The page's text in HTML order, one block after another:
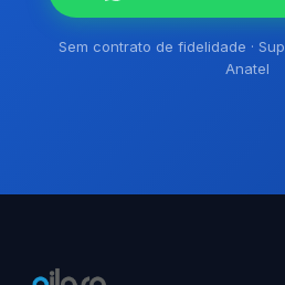
Sem contrato de fidelidade ·
Anatel